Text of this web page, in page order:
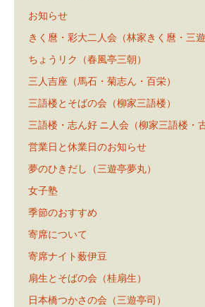
お知らせ
きく麿・彩大二人会（林家きく麿・三遊
ちょうリク（春風亭三朝）
三人吉座（馬石・菊志ん・百栄）
三語楼とそばの会（柳家三語楼）
三語楼・志ん好 ニ人会（柳家三語楼・
営業日と休業日のお知らせ
夢のひきだし（三遊亭夢丸）
女子塾
季節のおすすめ
寄席について
寄席ナイト薮伊豆
扇生とそばの会（桂扇生）
日本橋つかさの会（三遊亭司）